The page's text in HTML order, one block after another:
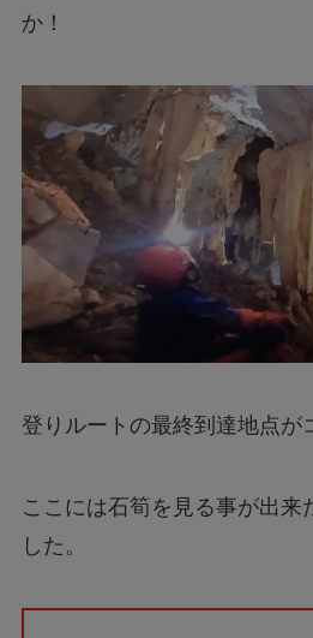
か！
登りルートの最終到達地点が
ここには石筍を見る事が出来
した。